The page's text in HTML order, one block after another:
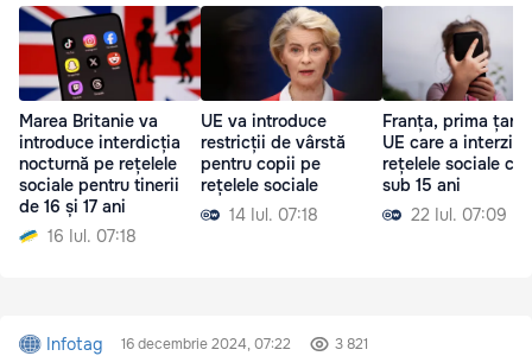
Marea Britanie va
introduce interdicția
nocturnă pe rețelele
sociale pentru tinerii
de 16 și 17 ani
16 Iul. 07:18
UE va introduce
restricții de vârstă
pentru copii pe
rețelele sociale
14 Iul. 07:18
Franța, prima țară
UE care a interzis
rețelele sociale
sub 15 ani
22 Iul. 07:09
Infotag 16 decembrie 2024, 07:22 3 821